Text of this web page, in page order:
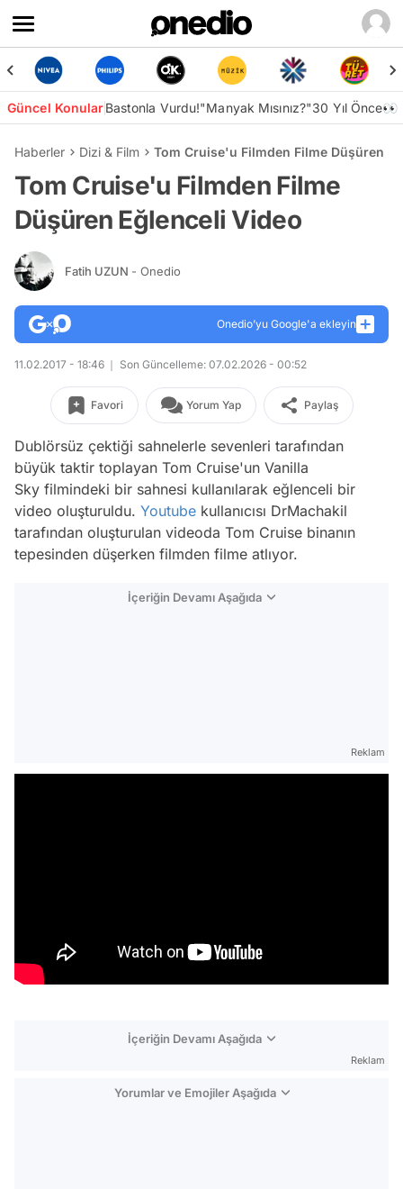
Güncel KonularBastonla Vurdu!"Manyak Mısınız?"30 Yıl Önce👀
Haberler Dizi & Film Tom Cruise'u Filmden Filme Düşüren
Tom Cruise'u Filmden Filme
Düşüren Eğlenceli Video
Fatih UZUN - Onedio
Onedio’yu Google'a ekleyin
11.02.2017 - 18:46 Son Güncelleme: 07.02.2026 - 00:52
Favori Yorum Yap Paylaş
Dublörsüz çektiği sahnelerle sevenleri tarafından
büyük taktir toplayan Tom Cruise'un Vanilla
Sky filmindeki bir sahnesi kullanılarak eğlenceli bir
video oluşturuldu. Youtube kullanıcısı DrMachakil
tarafından oluşturulan videoda Tom Cruise binanın
tepesinden düşerken filmden filme atlıyor.
İçeriğin Devamı Aşağıda
Reklam
İçeriğin Devamı Aşağıda
Reklam
Yorumlar ve Emojiler Aşağıda